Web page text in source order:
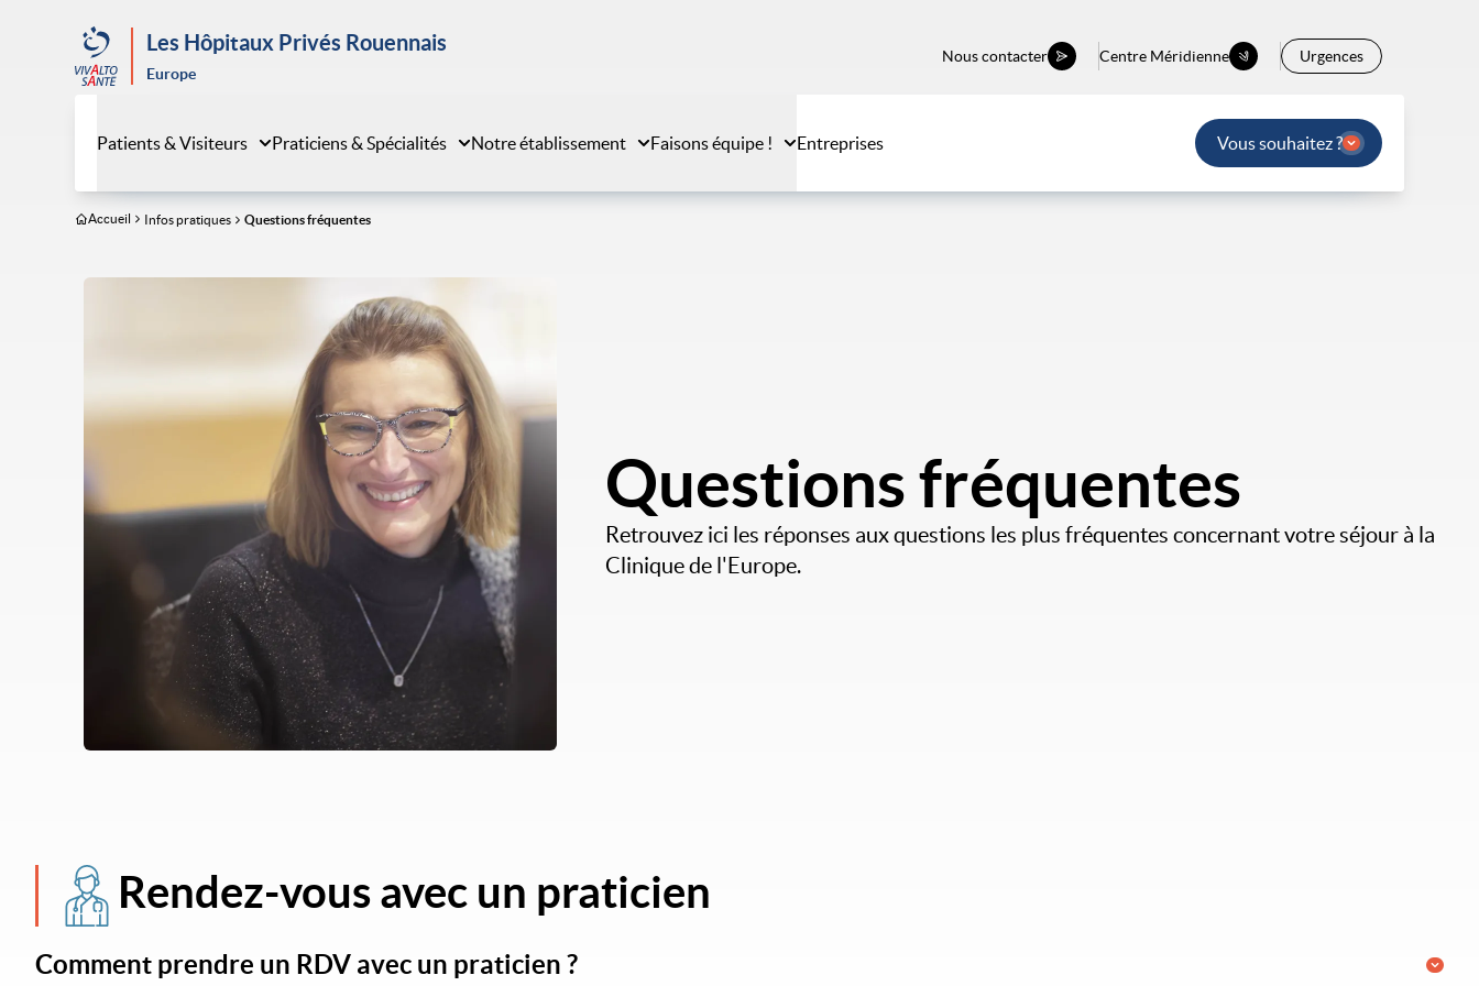
Les Hôpitaux Privés Rouennais
Europe
Nous contacter Centre Méridienne Urgences
Patients & Visiteurs Praticiens & Spécialités Notre établissement Faisons équipe ! Entreprises Vous souhaitez ?
Accueil Infos pratiques Questions fréquentes
Questions fréquentes
Retrouvez ici les réponses aux questions les plus fréquentes concernant votre séjour à la
Clinique de l'Europe.
Rendez-vous avec un praticien
Comment prendre un RDV avec un praticien ?